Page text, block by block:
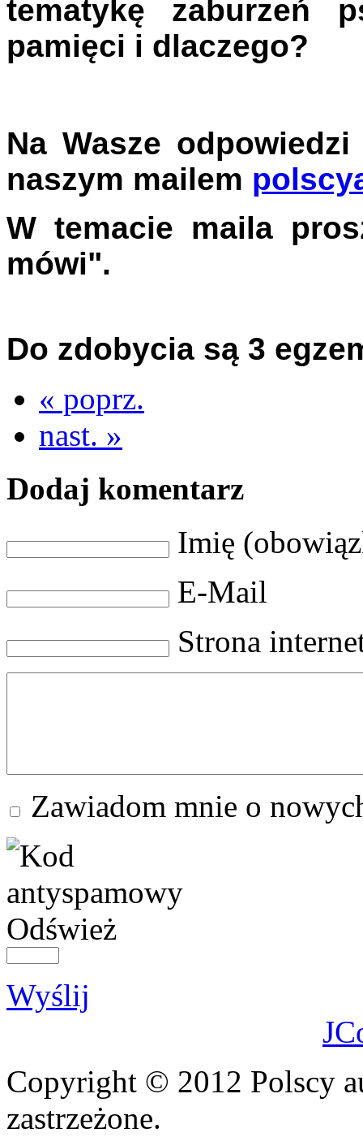
tematykę zaburzeń
pamięci i dlaczego?
Na Wasze
naszym mailem
W temacie maila
mówi".
Do zdobycia są 3
« poprz.
nast. »
Dodaj komentarz
Imię
E-Mail
Strona
Zawiadom mnie o
Odśwież
Wyślij
Copyright © 2012 Polscy
zastrzeżone.